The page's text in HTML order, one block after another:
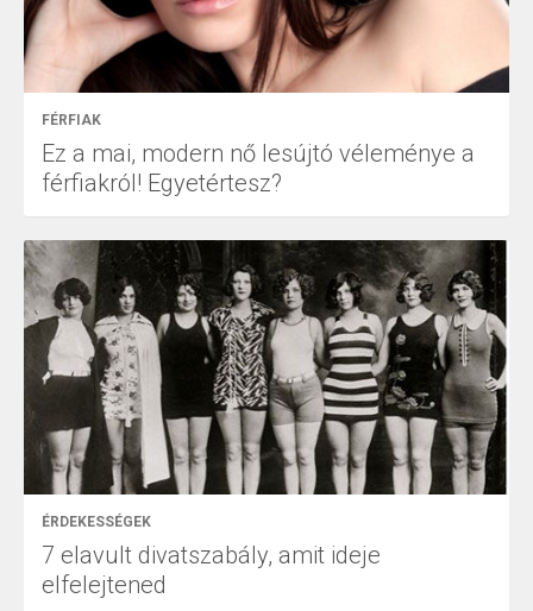
FÉRFIAK
Ez a mai, modern nő lesújtó véleménye a
férfiakról! Egyetértesz?
ÉRDEKESSÉGEK
7 elavult divatszabály, amit ideje
elfelejtened